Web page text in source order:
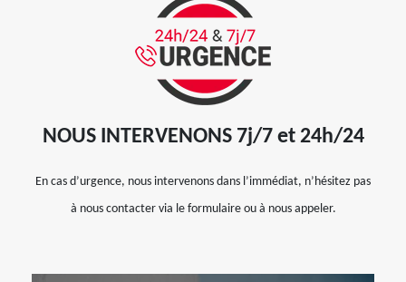
NOUS INTERVENONS 7j/7 et 24h/24
En cas d’urgence, nous intervenons dans l’immédiat, n’hésitez pas
à nous contacter via le formulaire ou à nous appeler.